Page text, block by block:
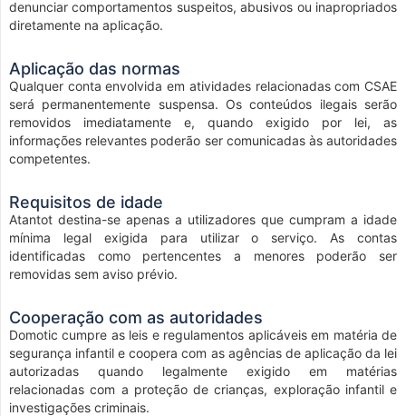
denunciar comportamentos suspeitos, abusivos ou inapropriados
diretamente na aplicação.
Aplicação das normas
Qualquer conta envolvida em atividades relacionadas com CSAE
será permanentemente suspensa. Os conteúdos ilegais serão
removidos imediatamente e, quando exigido por lei, as
informações relevantes poderão ser comunicadas às autoridades
competentes.
Requisitos de idade
Atantot destina-se apenas a utilizadores que cumpram a idade
mínima legal exigida para utilizar o serviço. As contas
identificadas como pertencentes a menores poderão ser
removidas sem aviso prévio.
Cooperação com as autoridades
Domotic cumpre as leis e regulamentos aplicáveis em matéria de
segurança infantil e coopera com as agências de aplicação da lei
autorizadas quando legalmente exigido em matérias
relacionadas com a proteção de crianças, exploração infantil e
investigações criminais.